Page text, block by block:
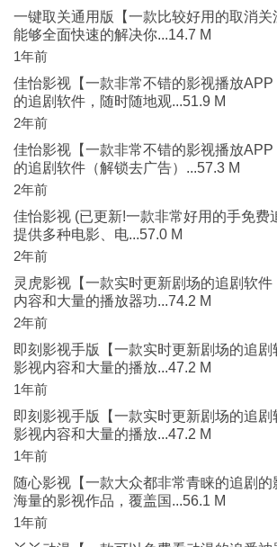
一键取关通用版【一款比较好用的取消关
能够全面快速的解决你...14.7 M
1年前
佳怡影视【一款非常不错的影视播放
的追剧软件，随时随地观...51.9 M
2年前
佳怡影视【一款非常不错的影视播放
的追剧软件（解锁去广告）...57.3 M
2年前
佳怡影视 (已更新!一款非常好用的手免费
提供多种电影、电...57.0 M
2年前
灵虎影视【一款实时更新剧场的追剧软
内容和大量的播放器功...74.2 M
2年前
即刻影视手版【一款实时更新剧场的追
影视内容和大量的播放...47.2 M
1年前
即刻影视手版【一款实时更新剧场的追
影视内容和大量的播放...47.2 M
1年前
随心影视【一款大众都非常青睐的追剧的
海量的影视作品，覆盖国...56.1 M
1年前